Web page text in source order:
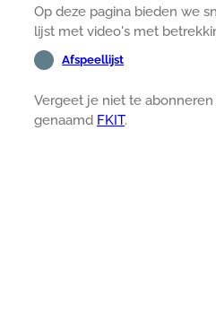
Op deze pagina bieden we
lijst met video's met
Afspeellijst
Vergeet je niet te
genaamd FKIT.